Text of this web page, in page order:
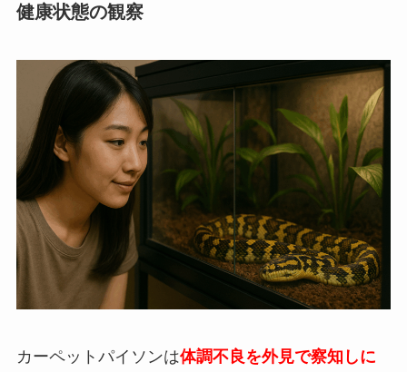
健康状態の観察
カーペットパイソンは体調不良を外見で察知しに